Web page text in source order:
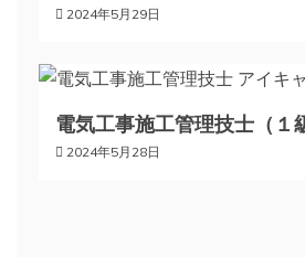
2024年5月29日
電気工事施工管理技士（１
2024年5月28日